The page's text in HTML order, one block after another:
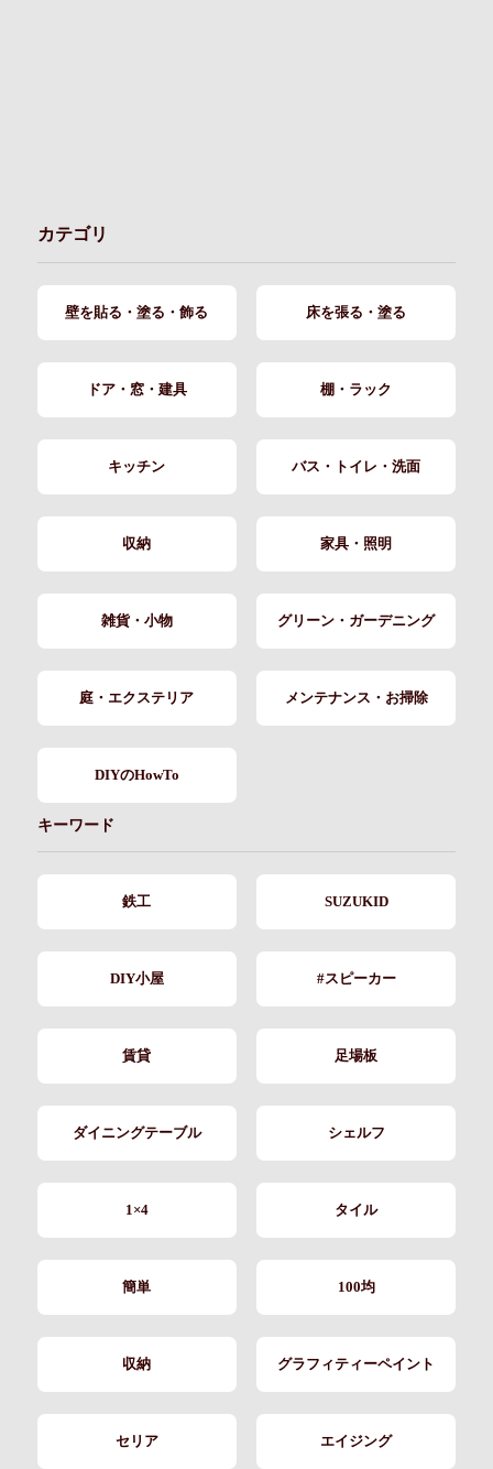
カテゴリ
壁を貼る・塗る・飾る 床を張る・塗る
ドア・窓・建具 棚・ラック
キッチン バス・トイレ・洗面
収納 家具・照明
雑貨・小物 グリーン・ガーデニング
庭・エクステリア メンテナンス・お掃除
DIYのHowTo
キーワード
鉄工 SUZUKID
DIY小屋 #スピーカー
賃貸 足場板
ダイニングテーブル シェルフ
1×4 タイル
簡単 100均
収納 グラフィティーペイント
セリア エイジング